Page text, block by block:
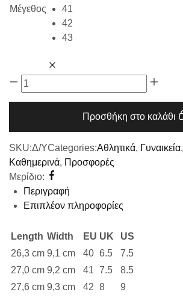
Μέγεθος
41
42
43
Προσθήκη στο καλάθι
SKU:Δ/ΥCategories:Αθλητικά, Γυναικεία,
Καθημερινά, Προσφορές
Μερίδιο:
Περιγραφή
Επιπλέον πληροφορίες
Length Width EU UK
US
26,3 cm 9,1 cm 40 6.5
7.5
27,0 cm 9,2 cm 41 7.5
8.5
27,6 cm 9,3 cm 42 8
9